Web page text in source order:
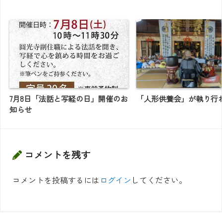
7月8日「法話と写経の日」開催のお
知らせ
「人形供養会」が執り
コメントを残す
コメントを投稿するには ログイン してください。